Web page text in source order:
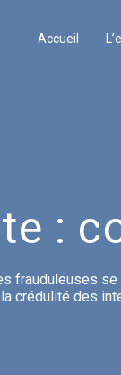
Accueil
:
frauduleuses
crédulité des